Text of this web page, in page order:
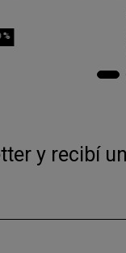
%
y recibí